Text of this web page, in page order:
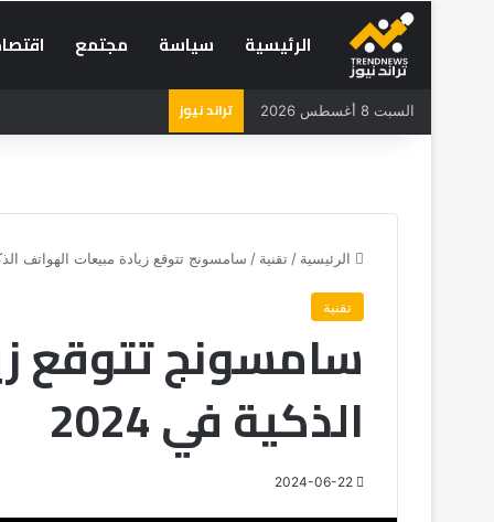
الرئيسية سياسة مجتمع
السبت 8 أغسطس 2026 تراند نيوز
الرئيسية / تقنية / سامسونج تتوقع زيادة مبيعات الهواتف الذكية
تقنية
سامسونج تتوقع
الذكية في 2024
2024-06-22